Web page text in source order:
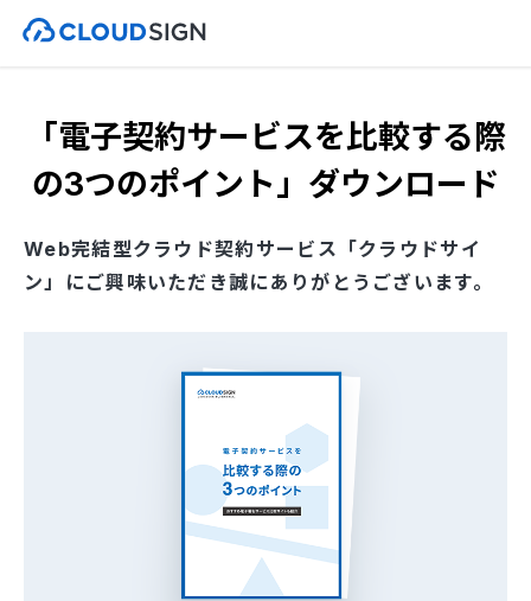
「電子契約サービスを比較する際
の3つのポイント」ダウンロード
Web完結型クラウド契約サービス「クラウドサイ
ン」にご興味いただき誠にありがとうございます。